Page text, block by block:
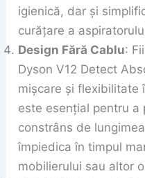
igienică, dar și
curățare a
Design Fără Cablu:
Dyson V12 Detect
mișcare și flexibilitate
este esențial pentru a
constrâns de
împiedica în timpul
mobilierului sau altor